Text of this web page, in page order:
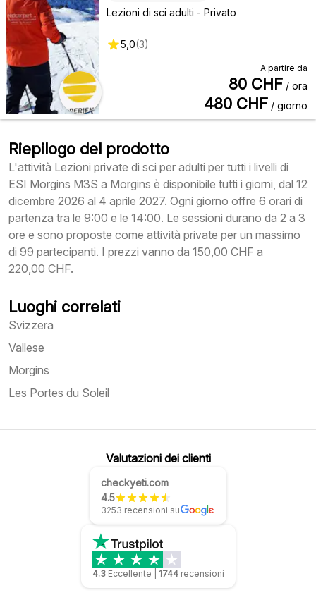
Lezioni di sci adulti - Privato
5,0(3)
A partire da
80 CHF / ora
480 CHF / giorno
Riepilogo del prodotto
L'attività Lezioni private di sci per adulti per tutti i livelli di
ESI Morgins M3S a Morgins è disponibile tutti i giorni, dal 12
dicembre 2026 al 4 aprile 2027. Ogni giorno offre 6 orari di
partenza tra le 9:00 e le 14:00. Le sessioni durano da 2 a 3
ore e sono proposte come attività private per un massimo
di 99 partecipanti. I prezzi vanno da 150,00 CHF a
220,00 CHF.
Luoghi correlati
Svizzera
Vallese
Morgins
Les Portes du Soleil
Valutazioni dei clienti
checkyeti.com
4.5
3253 recensioni su
4.3 Eccellente 1744 recensioni